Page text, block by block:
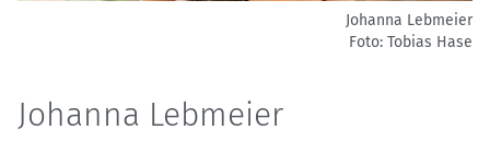
Johanna Lebmeier
Foto: Tobias Hase
Johanna Lebmeier